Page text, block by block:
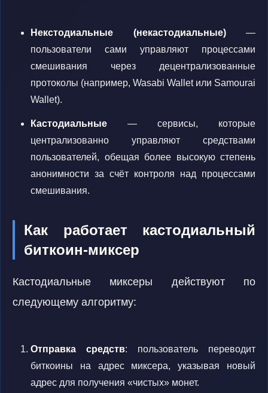
Некстодиальные (некастодиальные)—
пользователи сами управляют процессами
смешивания через децентрализованные
протоколы (например, Wasabi Wallet или Samourai
Wallet).
Кастодиальные — сервисы, которые
централизованно управляют средствами
пользователей, обещая более высокую степень
анонимности за счёт контроля над процессами
смешивания.
Как работает кастодиальный
биткоин-миксер
Кастодиальные миксеры действуют по
следующему алгоритму:
Отправка средств: пользователь переводит
биткоины на адрес миксера, указывая новый
адрес для получения «чистых» монет.